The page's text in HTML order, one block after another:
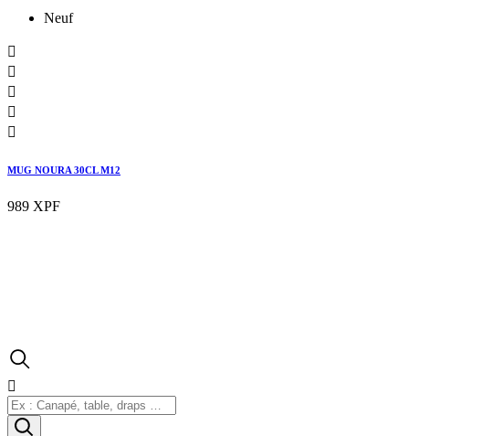
Neuf





MUG NOURA 30CL M12
989 XPF
